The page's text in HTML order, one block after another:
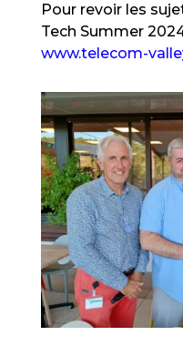
Pour revoir les
Tech Summer
www.telecom-